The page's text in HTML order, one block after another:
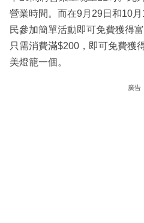
營業時間。而在9月29日和10
民參加簡單活動即可免費獲得
只需消費滿$200，即可免費獲
美燈籠一個。
廣告